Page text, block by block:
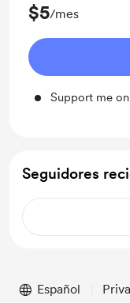
$5/mes
Support me
Seguidores
Español